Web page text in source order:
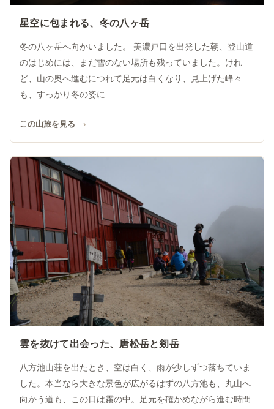
星空に包まれる、冬の八ヶ岳
冬の八ヶ岳へ向かいました。 美濃戸口を出発した朝、登山道
のはじめには、まだ雪のない場所も残っていました。けれ
ど、山の奥へ進むにつれて足元は白くなり、見上げた峰々
も、すっかり冬の姿に…
この山旅を見る
雲を抜けて出会った、唐松岳と剱岳
八方池山荘を出たとき、空は白く、雨が少しずつ落ちていま
した。本当なら大きな景色が広がるはずの八方池も、丸山へ
向かう道も、この日は霧の中。足元を確かめながら進む時間